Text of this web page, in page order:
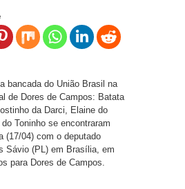
bancada do União Brasil na
de Dores de Campos: Batata
da Darci, Elaine do
Toninho se encontraram
(17/04) com o deputado
Sávio (PL) em Brasília, em
para Dores de Campos.